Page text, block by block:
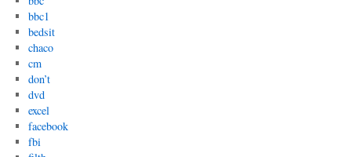
bbc1
bedsit
chaco
cm
don’t
dvd
excel
facebook
fbi